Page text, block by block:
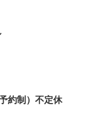
約制）不定休